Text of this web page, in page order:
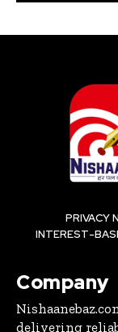
PRIVACY
INTEREST-
Company
delivering